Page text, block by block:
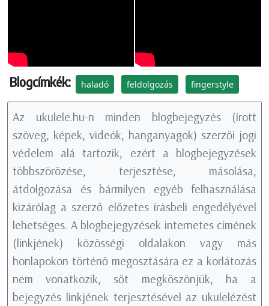
Blogcímkék: haladó feldolgozás fingerstyle
Az ukulele.hu-n minden blogbejegyzés (írott
szöveg, képek, videók, hanganyagok) szerzői jogi
védelem alá tartozik, ezért a blogbejegyzések
többszörözése, terjesztése, másolása,
átdolgozása és bármilyen egyéb felhasználása
kizárólag a szerző előzetes írásbeli engedélyével
lehetséges. A blogbejegyzések internetes címének
(linkjének) közösségi oldalakon vagy más
honlapokon történő megosztására ez a korlátozás
nem vonatkozik, sőt megköszönjük, ha a
bejegyzés linkjének terjesztésével az ukulelézést